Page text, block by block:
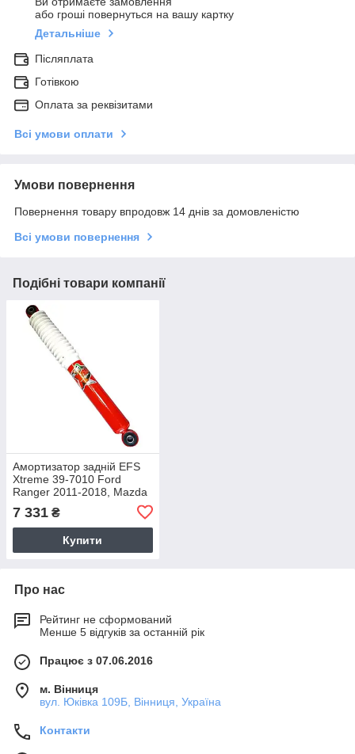
або гроші повернуться на вашу картку
Детальніше
Післяплата
Готівкою
Оплата за реквізитами
Всі умови оплати
Умови повернення
Повернення товару впродовж 14 днів за домовленістю
Всі умови повернення
Подібні товари компанії
Амортизатор задній EFS
Xtreme 39-7010 Ford
Ranger 2011-2018, Mazda
7 331 ₴
Купити
Про нас
Рейтинг не сформований
Менше 5 відгуків за останній рік
Працює з 07.06.2016
м. Вінниця
вул. Юківка 109Б, Вінниця, Україна
Контакти